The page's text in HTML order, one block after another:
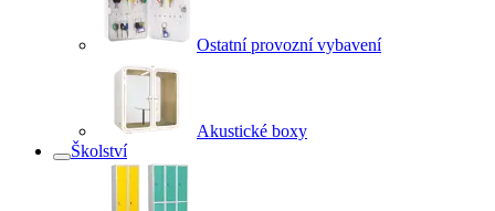
Ostatní provozní vybavení
Akustické boxy
Školství